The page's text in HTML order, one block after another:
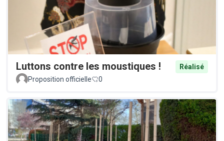
Luttons contre les moustiques !
Réalisé
Proposition officielle
0